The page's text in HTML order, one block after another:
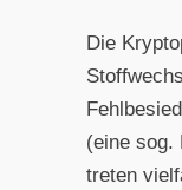
Die
(eine sog.
treten